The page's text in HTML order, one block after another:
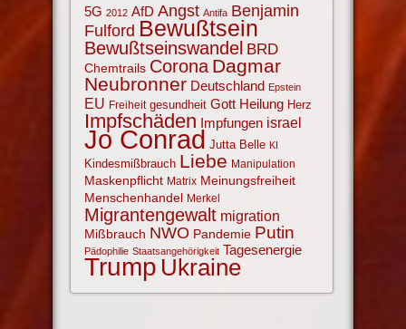
5G 2012 AfD Angst Antifa Benjamin
Fulford Bewußtsein
Bewußtseinswandel BRD
Chemtrails Corona Dagmar
Neubronner Deutschland Epstein
EU Freiheit gesundheit Gott Heilung Herz
Impfschäden Impfungen israel
Jo Conrad Jutta Belle KI
Kindesmißbrauch Liebe Manipulation
Maskenpflicht Matrix Meinungsfreiheit
Menschenhandel Merkel
Migrantengewalt migration
Mißbrauch NWO Pandemie Putin
Pädophilie Staatsangehörigkeit Tagesenergie
Trump Ukraine